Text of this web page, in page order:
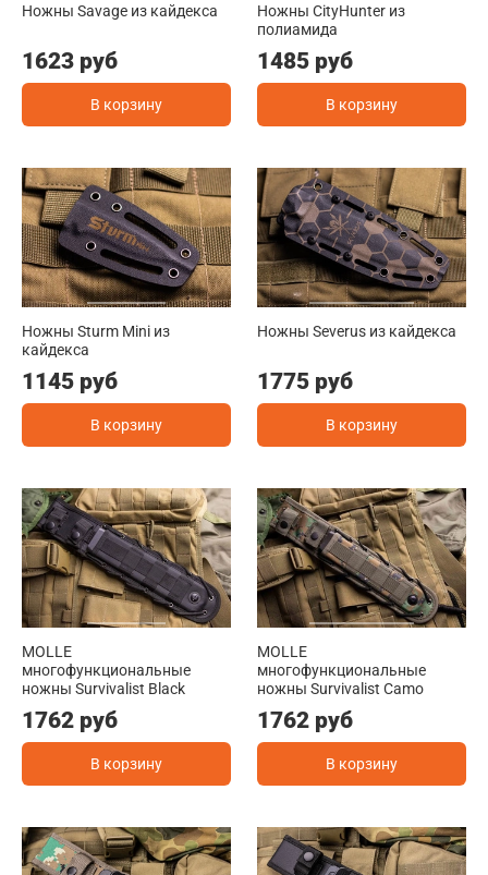
Ножны Savage из кайдекса
1623 руб
В корзину
Ножны CityHunter из
полиамида
1485 руб
В корзину
Ножны Sturm Mini из
кайдекса
1145 руб
В корзину
Ножны Severus из кайдекса
1775 руб
В корзину
MOLLE
многофункциональные
ножны Survivalist Black
1762 руб
В корзину
MOLLE
многофункциональные
ножны Survivalist Camo
1762 руб
В корзину